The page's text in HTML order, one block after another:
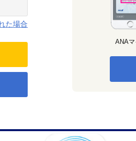
た場合
ANA